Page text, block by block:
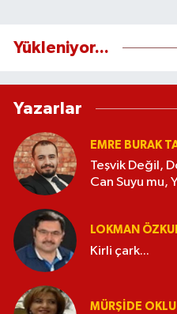
Yükleniyor...
Yazarlar
EMRE BURAK
Teşvik Değil,
Can Suyu mu,
LOKMAN
Kirli çark...
MÜRŞIDE